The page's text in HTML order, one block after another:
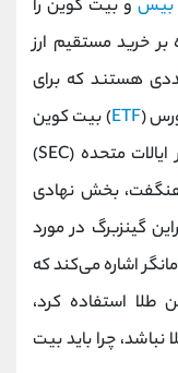
بیس و بیت کوین را
خرید مستقیم ارز
هستند که برای
(
ETF) بیت کوین
منتظر تأیید سازمان بورس و اوراق بهادار ایالات متحده (SEC)
هنگفت، بخش نهادی
گینزبرگ در مورد
اشاره می‌کند که
طلا استفاده کرد،
نباشد، چرا باید بیت